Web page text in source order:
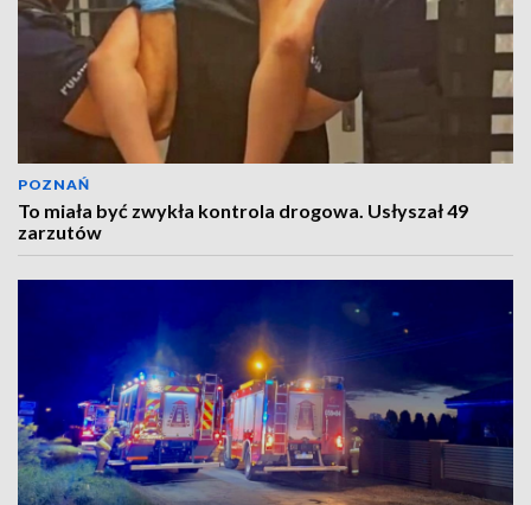
POZNAŃ
To miała być zwykła kontrola drogowa. Usłyszał 49
zarzutów